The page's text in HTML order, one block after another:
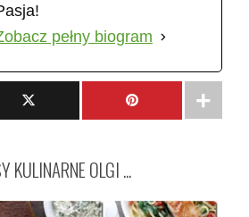
pełny biogram
KULINARNE OLGI ...